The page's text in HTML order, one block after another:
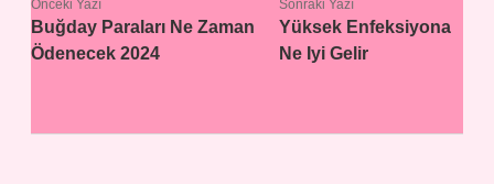
Önceki Yazı
Buğday Paraları Ne Zaman
Ödenecek 2024
Sonraki Yazı
Yüksek Enfeksiyona
Ne Iyi Gelir